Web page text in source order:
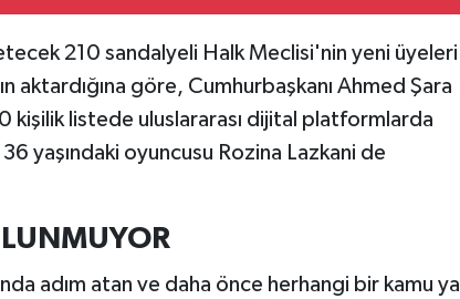
210 sandalyeli Halk Meclisi'nin yeni üyeleri
aktardığına göre, Cumhurbaşkanı Ahmed Şara
kişilik listede uluslararası dijital platformlarda
yaşındaki oyuncusu Rozina Lazkani de
adım atan ve daha önce herhangi bir kamu ya